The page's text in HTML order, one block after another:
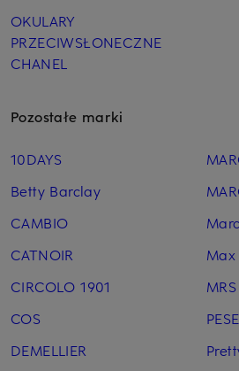
OKULARY
PRZECIWSŁONECZNE
CHANEL
Pozostałe marki
10DAYS
Betty Barclay
CAMBIO
CATNOIR
CIRCOLO 1901
COS
DEMELLIER